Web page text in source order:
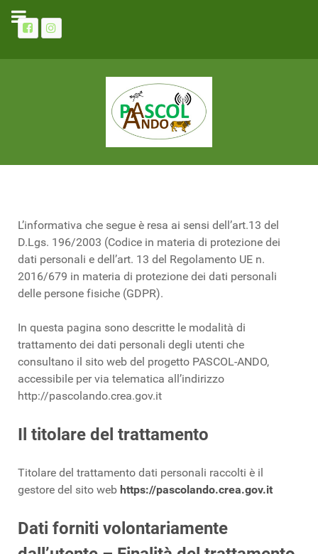
L’informativa che segue è resa ai sensi dell’art.13 del
D.Lgs. 196/2003 (Codice in materia di protezione dei
dati personali e dell’art. 13 del Regolamento UE n.
2016/679 in materia di protezione dei dati personali
delle persone fisiche (GDPR).
In questa pagina sono descritte le modalità di
trattamento dei dati personali degli utenti che
consultano il sito web del progetto PASCOL-ANDO,
accessibile per via telematica all’indirizzo
http://pascolando.crea.gov.it
Il titolare del trattamento
Titolare del trattamento dati personali raccolti è il
gestore del sito web https://pascolando.crea.gov.it
Dati forniti volontariamente